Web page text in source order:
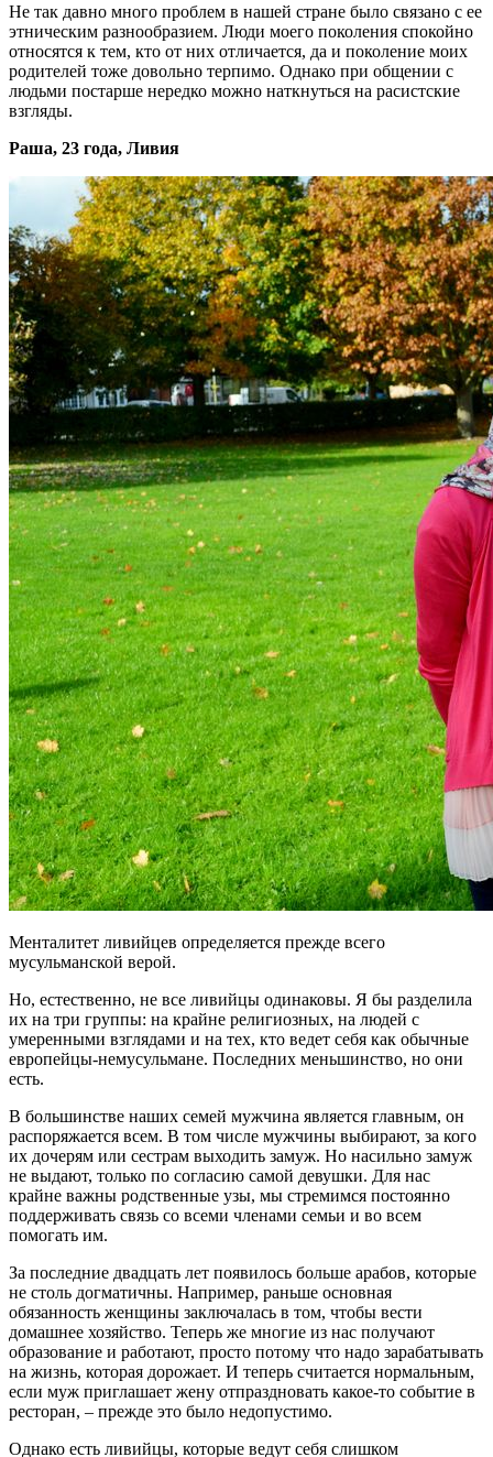
Не так давно много проблем в нашей стране было связано с ее
этническим разнообразием. Люди моего поколения спокойно
относятся к тем, кто от них отличается, да и поколение моих
родителей тоже довольно терпимо. Однако при общении с
людьми постарше нередко можно наткнуться на расистские
взгляды.
Раша, 23 года, Ливия
Менталитет ливийцев определяется прежде всего
мусульманской верой.
Но, естественно, не все ливийцы одинаковы. Я бы разделила
их на три группы: на крайне религиозных, на людей с
умеренными взглядами и на тех, кто ведет себя как обычные
европейцы-немусульмане. Последних меньшинство, но они
есть.
В большинстве наших семей мужчина является главным, он
распоряжается всем. В том числе мужчины выбирают, за кого
их дочерям или сестрам выходить замуж. Но насильно замуж
не выдают, только по согласию самой девушки. Для нас
крайне важны родственные узы, мы стремимся постоянно
поддерживать связь со всеми членами семьи и во всем
помогать им.
За последние двадцать лет появилось больше арабов, которые
не столь догматичны. Например, раньше основная
обязанность женщины заключалась в том, чтобы вести
домашнее хозяйство. Теперь же многие из нас получают
образование и работают, просто потому что надо зарабатывать
на жизнь, которая дорожает. И теперь считается нормальным,
если муж приглашает жену отпраздновать какое-то событие в
ресторан, – прежде это было недопустимо.
Однако есть ливийцы, которые ведут себя слишком